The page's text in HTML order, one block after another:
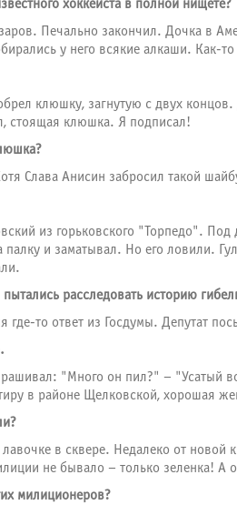
хоккеиста в полной нищете?
Печально закончил. Дочка в
у него всякие алкаши. Как-
клюшку, загнутую с двух
стоящая клюшка. Я подписал!
Слава Анисин забросил такой
из горьковского "Торпедо".
палку и заматывал. Но его ловили.
расследовать историю
где-то ответ из Госдумы. Депутат
"Много он пил?" – "Усатый
в районе Щелковской, хорошая
в сквере. Недалеко от новой
не бывало – только зеленка! А
милиционеров?